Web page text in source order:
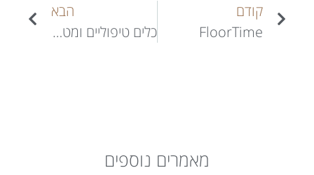
קודם
FloorTime
הבא
כלים טיפוליים ומטרות טיפוליות בשיטת ה- Floortime- "זמן רצפה"
מאמרים נוספים